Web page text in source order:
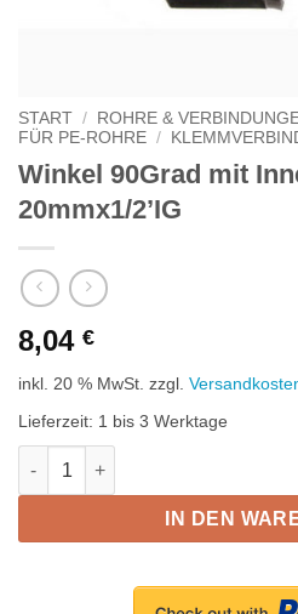
START / ROHRE &
FÜR PE-ROHRE /
Winkel 90Grad mit
20mmx1/2’IG
8,04 €
inkl. 20 % MwSt. zzgl.
Lieferzeit: 1 bis 3 Werktage
Winkel 90Grad mit Innengewinde
IN DEN